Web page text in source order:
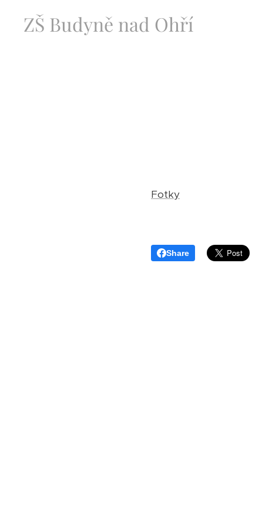
ZŠ Budyně nad Ohří
Fotky
Share